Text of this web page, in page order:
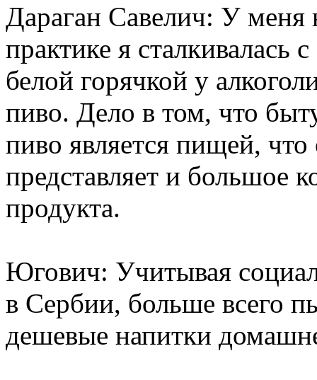
Дараган Савелич: У меня
практике я
белой горячкой у
пиво. Дело в том, что
пиво является пищей,
представляет и большое
продукта.
Югович: Учитывая
в Сербии, больше всего
дешевые напитки